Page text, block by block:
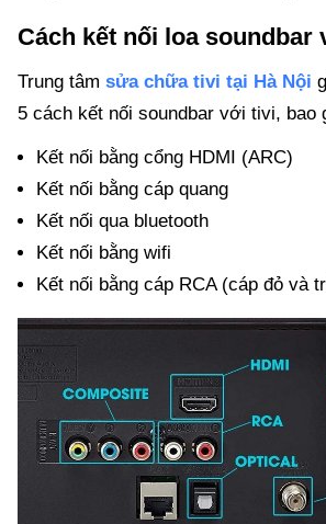
Cách kết nối loa soundbar
Trung tâm sửa chữa tivi tại Hà Nội
5 cách kết nối soundbar với tivi, bao
Kết nối bằng cổng HDMI (ARC)
Kết nối bằng cáp quang
Kết nối qua bluetooth
Kết nối bằng wifi
Kết nối bằng cáp RCA (cáp đỏ và